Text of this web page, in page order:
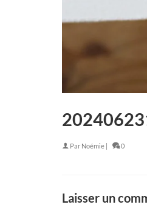
Par Noémie | 0
Laisser un